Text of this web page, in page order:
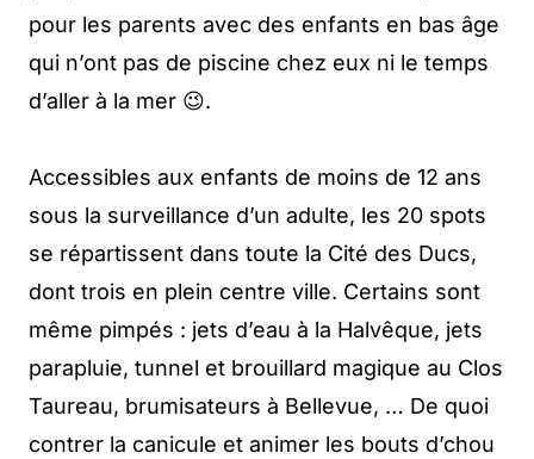
pour les parents avec des enfants en bas âge
qui n’ont pas de piscine chez eux ni le temps
d’aller à la mer 😉.
Accessibles aux enfants de moins de 12 ans
sous la surveillance d’un adulte, les 20 spots
se répartissent dans toute la Cité des Ducs,
dont trois en plein centre ville. Certains sont
même pimpés : jets d’eau à la Halvêque, jets
parapluie, tunnel et brouillard magique au Clos
Taureau, brumisateurs à Bellevue, … De quoi
contrer la canicule et animer les bouts d’chou